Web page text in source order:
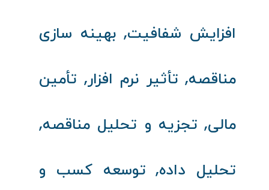
افزایش شفافیت, بهینه‌ سازی
مناقصه, تأثیر نرم‌ افزار, تأمین
مالی, تجزیه و تحلیل مناقصه,
تحلیل داده, توسعه کسب و